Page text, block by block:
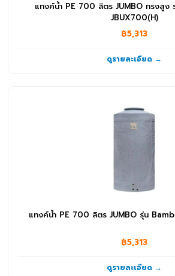
แทงค์น้ำ PE 700 ลิตร JUMBO ทรงสูง
JBUX700(H)
฿5,313
ดูรายละเอียด →
แทงค์น้ำ PE 700 ลิตร JUMBO รุ่น
฿5,313
ดูรายละเอียด →